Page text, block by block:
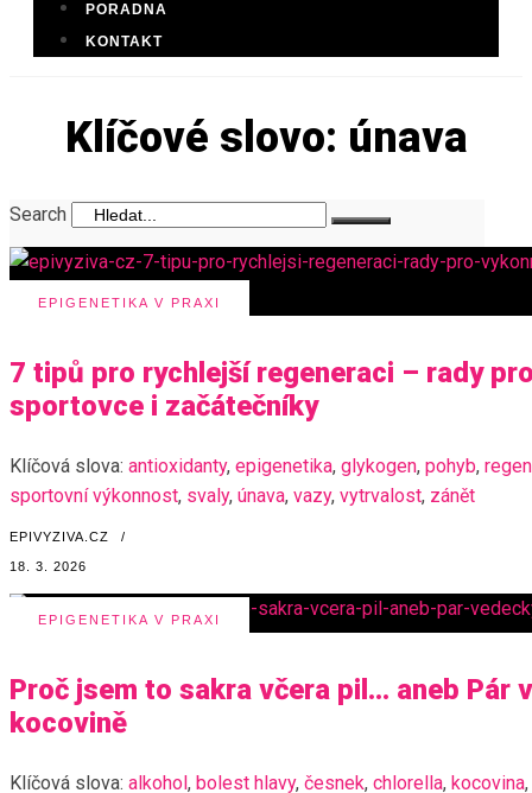
PORADNA
KONTAKT
Klíčové slovo: únava
Search
EPIGENETIKA V PRAXI
7 tipů pro rychlejší regeneraci – rady
sportovce i začátečníky
Klíčová slova: antioxidanty, epigenetika, glykogen, pohyb,
sportovní výkonnost, svaly, únava, vazy, vytrvalost, zánět
EPIVYZIVA.CZ /
18. 3. 2026
EPIGENETIKA V PRAXI
Proč jsem to sakra včera pil… aneb Pár
kocovině
Klíčová slova: alkohol, bolest hlavy, česnek, chlorella, kocovina,